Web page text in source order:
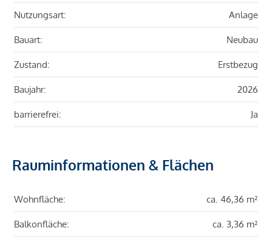
Nutzungsart: Anlage
Bauart: Neubau
Zustand: Erstbezug
Baujahr: 2026
barrierefrei: Ja
Rauminformationen & Flächen
Wohnfläche: ca. 46,36 m²
Balkonfläche: ca. 3,36 m²